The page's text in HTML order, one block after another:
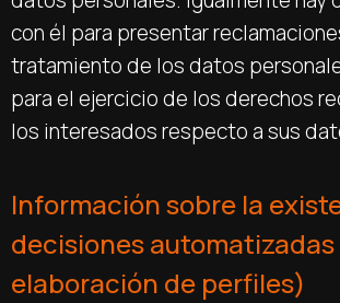
con él para presentar
tratamiento de los datos
para el ejercicio de los derechos
los interesados respecto a sus
Información sobre la
decisiones
elaboración de perfiles)